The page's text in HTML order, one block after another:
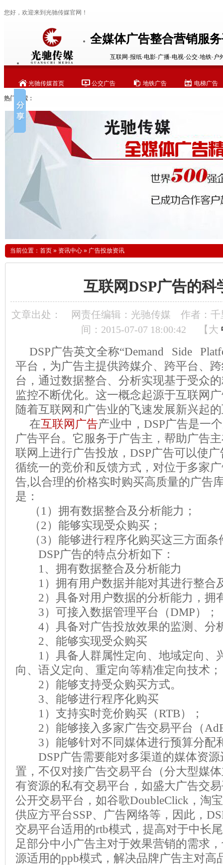
您好，欢迎来到光驰传媒官网！
全媒体广告整合营销服
互联网·报纸·电影·广播·电视·公交·地铁·户
光驰传媒首页 公交广告 地铁广告 电梯广告
热门搜索：
当前位置： 首页 » 资讯中心 » 广告投放资讯
互联网DSP广告的科
文章出处： 网责任编辑：光驰传媒
作者：千
间：2015-07-07 18:00:42
【 大
DSP广告英文全称“Demand Side
平台，为广告主提供跨媒介、跨平台、
台，通过数据整合、分析实现基于受众
监控不断优化。这一概念起源于互联网
随着互联网和广告业的飞速发展新兴起
在互联网广告产业中， DSP广告是一
广告平台。它服务于广告主，帮助广告
联网上进行广告投放， DSP广告可以使
循统一的竞价和反馈方式，对位于多家
告, 以合理的价格实时购买高质量的广告
是：
（1 ）拥有数据整合及分析能力；
（2）能够实现受众购买；
（3）能够进行程序化购买这三方面条
DSP广告的特点分析如下：
1 、拥有数据整合及分析能力
1 ）拥有用户数据并能对其进行整合
2）具备对用户数据的分析能力，拥
3）可接入数据管理平台（DMP）；
4）具备对广告投放效果的监测、分
2、能够实现受众购买
1 ）具备人群属性定向、地域定向、
向、语义定向、重定向等精准定向技术；
2）能够支持受众购买方式。
3、能够进行程序化购买
1 ）支持实时竞价购买（RTB）；
2）能够接入多家广告交易平台（
3）能够针对不同媒体进行预算分配
DSP广告需要能对多渠道的媒体资
置，不仅对接广告交易平台（分大型媒
有资源的私有交易平台，如盛大广告交
公开交易平台，如谷歌DoubleClick ，淘宝
供应方平台SSP、广告网络等，因此，
交易平台适用的rtb模式，提高对于中长
足部分中小广告主对于效果营销的需求
源适用的ppb模式，解决品牌广告主对高